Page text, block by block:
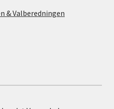
& Valberedningen